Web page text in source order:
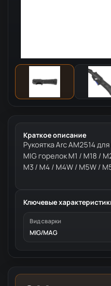
Краткое описание
Рукоятка Arc AM2514
MIG горелок M1 / M18 /
M3 / M4 / M4W / M5W /
Ключевые
Вид сварки
MIG/MAG